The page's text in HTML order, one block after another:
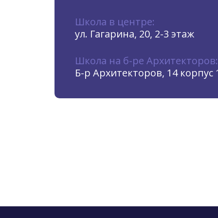
Школа в центре:
ул. Гагарина, 20, 2-3 этаж
Школа на б-ре Архитекторов:
Б-р Архитекторов, 14 корпус